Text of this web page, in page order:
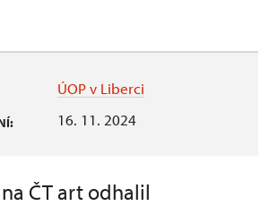
ÚOP v Liberci
16. 11. 2024
ČT art odhalil